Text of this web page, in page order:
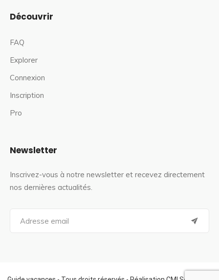
Découvrir
FAQ
Explorer
Connexion
Inscription
Pro
Newsletter
Inscrivez-vous à notre newsletter et recevez directement
nos dernières actualités.
a
f